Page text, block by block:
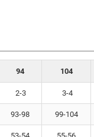
94 104
2-3 3-4
93-98 99-104